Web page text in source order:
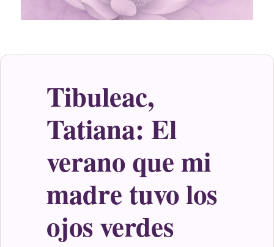
Tibuleac,
Tatiana: El
verano que mi
madre tuvo los
ojos verdes